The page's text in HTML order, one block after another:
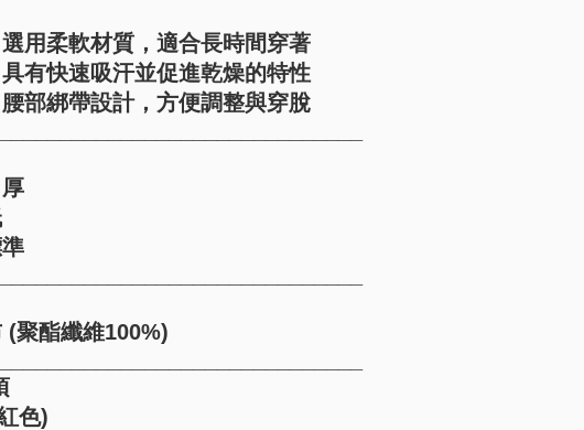
用柔軟材質，適合長時間穿著
有快速吸汗並促進乾燥的特性
部綁帶設計，方便調整與穿脫
(聚酯纖維100%)
色)